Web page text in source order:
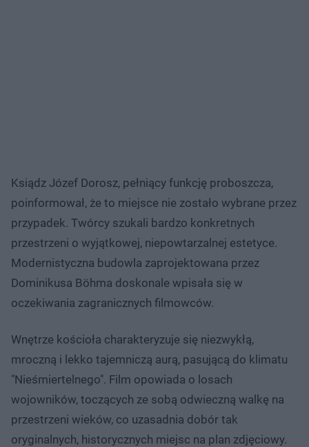
Ksiądz Józef Dorosz, pełniący funkcję proboszcza,
poinformował, że to miejsce nie zostało wybrane przez
przypadek. Twórcy szukali bardzo konkretnych
przestrzeni o wyjątkowej, niepowtarzalnej estetyce.
Modernistyczna budowla zaprojektowana przez
Dominikusa Böhma doskonale wpisała się w
oczekiwania zagranicznych filmowców.
Wnętrze kościoła charakteryzuje się niezwykłą,
mroczną i lekko tajemniczą aurą, pasującą do klimatu
"Nieśmiertelnego". Film opowiada o losach
wojowników, toczących ze sobą odwieczną walkę na
przestrzeni wieków, co uzasadnia dobór tak
oryginalnych, historycznych miejsc na plan zdjęciowy.